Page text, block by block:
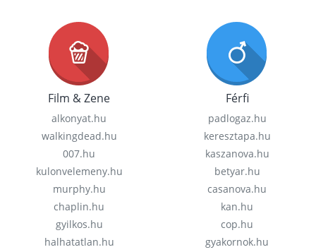
Film & Zene
alkonyat.hu
walkingdead.hu
007.hu
kulonvelemeny.hu
murphy.hu
chaplin.hu
gyilkos.hu
halhatatlan.hu
Férfi
padlogaz.hu
keresztapa.hu
kaszanova.hu
betyar.hu
casanova.hu
kan.hu
cop.hu
gyakornok.hu